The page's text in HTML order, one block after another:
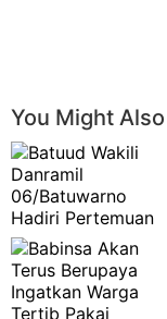
You Might
Berencana (KB),
Raharj…